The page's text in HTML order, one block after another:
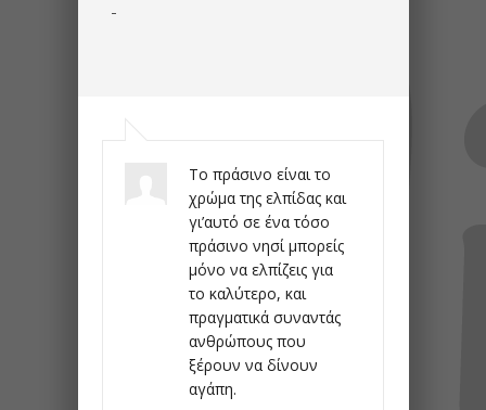
-
Το πράσινο είναι το
χρώμα της ελπίδας και
γι’αυτό σε ένα τόσο
πράσινο νησί μπορείς
μόνο να ελπίζεις για
το καλύτερο, και
πραγματικά συναντάς
ανθρώπους που
ξέρουν να δίνουν
αγάπη.